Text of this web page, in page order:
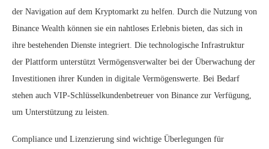
der Navigation auf dem Kryptomarkt zu helfen. Durch die Nutzung von
Binance Wealth können sie ein nahtloses Erlebnis bieten, das sich in
ihre bestehenden Dienste integriert. Die technologische Infrastruktur
der Plattform unterstützt Vermögensverwalter bei der Überwachung der
Investitionen ihrer Kunden in digitale Vermögenswerte. Bei Bedarf
stehen auch VIP-Schlüsselkundenbetreuer von Binance zur Verfügung,
um Unterstützung zu leisten.
Compliance und Lizenzierung sind wichtige Überlegungen für